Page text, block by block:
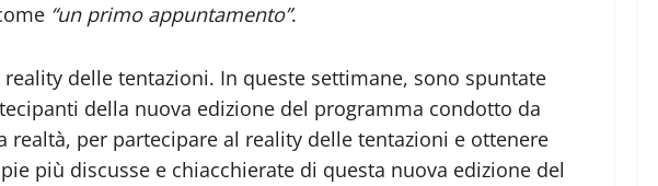
“un primo appuntamento”.
delle tentazioni. In queste settimane, sono spuntate
della nuova edizione del programma condotto da
per partecipare al reality delle tentazioni e ottenere
più discusse e chiacchierate di questa nuova edizione del